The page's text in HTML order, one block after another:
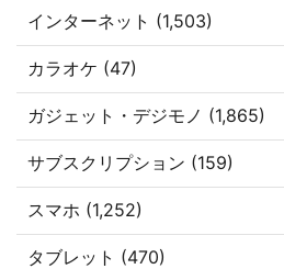
インターネット (1,503)
カラオケ (47)
ガジェット・デジモノ (1,865)
サブスクリプション (159)
スマホ (1,252)
タブレット (470)